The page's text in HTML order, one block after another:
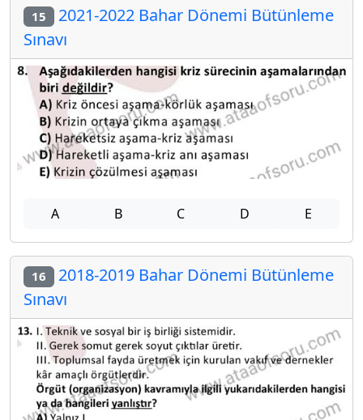
15 2021-2022 Bahar Dönemi Bütünleme
Sınavı
A B C D E
16 2018-2019 Bahar Dönemi Bütünleme
Sınavı